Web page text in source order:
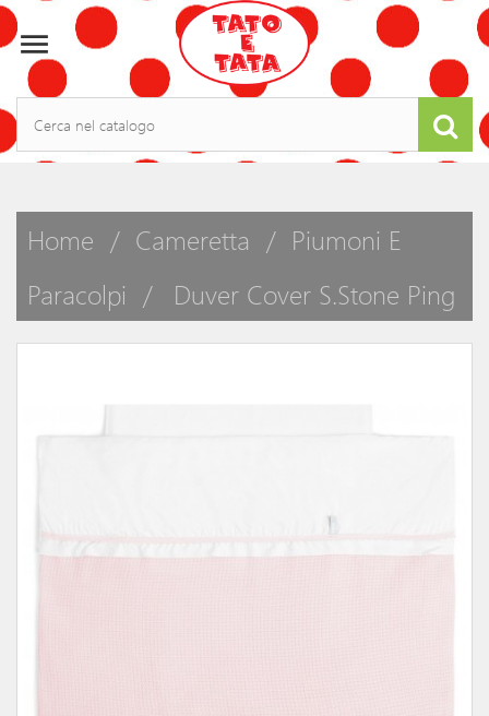

Home Cameretta
Piumoni E
Paracolpi
Duver Cover S.Stone Ping